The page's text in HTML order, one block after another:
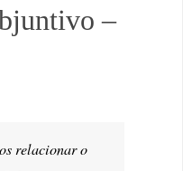
–
relacionar o